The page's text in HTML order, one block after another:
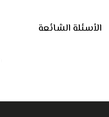
الأسئلة الشائعة